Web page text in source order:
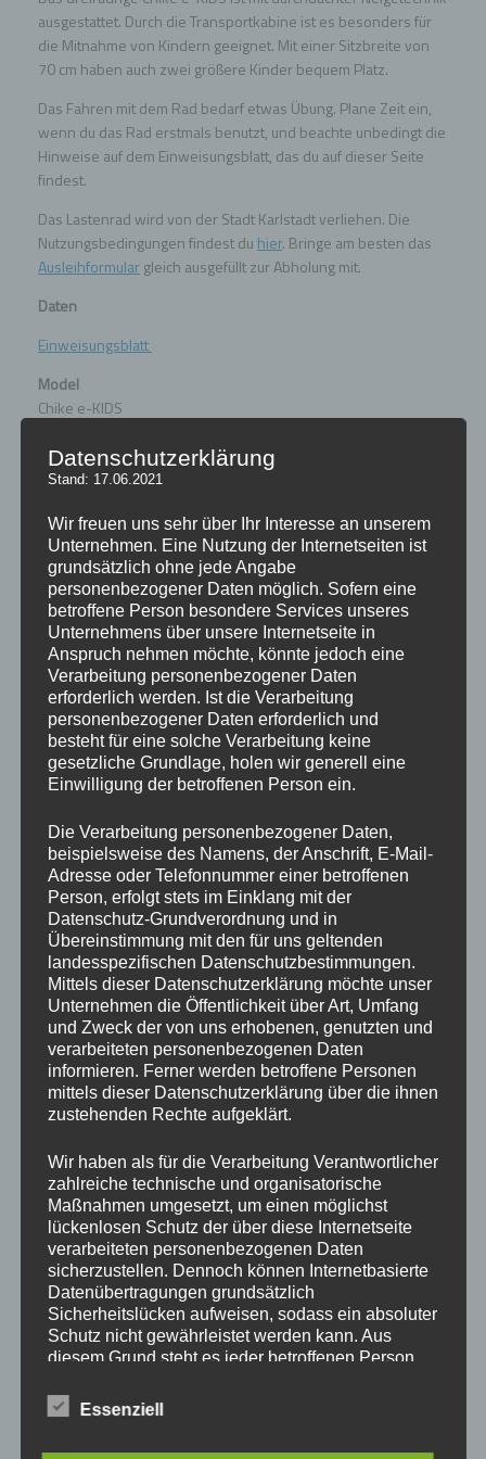
ausgestattet. Durch die Transportkabine ist es besonders für
die Mitnahme von Kindern geeignet. Mit einer Sitzbreite von
70 cm haben auch zwei größere Kinder bequem Platz.
Das Fahren mit dem Rad bedarf etwas Übung. Plane Zeit ein,
wenn du das Rad erstmals benutzt, und beachte unbedingt die
Hinweise auf dem Einweisungsblatt, das du auf dieser Seite
findest.
Das Lastenrad wird von der Stadt Karlstadt verliehen. Die
Nutzungsbedingungen findest du hier. Bringe am besten das
Ausleihformulargleich ausgefüllt zur Abholung mit.
Daten
Einweisungsblatt
Model
Chike e-KIDS
Maße
Länge: 192 cm
2 Transportbehälter: 40x30x27 cm
Gewicht
Ca. 38 kg
Ausstattungsart
Wetterfeste Kabine mit 5-Punkt-Gurten für die sichere
Mitnahme von Kindern. Fahrradkorb hinten. 2 abnehmbare
Zusatz Transportbehälter
Zuladung
Maximale Zuladung: 60 kg
Zulässiges Gesamtgewicht: 200 kg
Reichweite abhängig von Fahrergewicht, Zuladung, Topografie
und gewählter Unterstützungsstufe 20 bis 60 Kilometer.
Buche den Artikel an dieser Station.
Karlstadt Stadt Karlstadt Bürgerinfo
Zum Helfenstein 2, 97753 Karlstadt
Abhol-Hinweise:
			Abholung und Rückgabe nur während der
Öffnungszeiten möglich:
Montag - Dienstag:
08:00 - 11:30 Uhr und
13:30 - 15:00 Uhr
Mittwoch:
8:00 -  12:30 Uhr
Donnerstag:
8:00 - 11:30 Uhr und
8:00 - 11:30 Uhr
Datenschutzerklärung
Stand: 17.06.2021
Wir freuen uns sehr über Ihr Interesse an unserem
Unternehmen. Eine Nutzung der Internetseiten ist
grundsätzlich ohne jede Angabe
personenbezogener Daten möglich. Sofern eine
betroffene Person besondere Services unseres
Unternehmens über unsere Internetseite in
Anspruch nehmen möchte, könnte jedoch eine
Verarbeitung personenbezogener Daten
erforderlich werden. Ist die Verarbeitung
personenbezogener Daten erforderlich und
besteht für eine solche Verarbeitung keine
gesetzliche Grundlage, holen wir generell eine
Einwilligung der betroffenen Person ein.
Die Verarbeitung personenbezogener Daten,
beispielsweise des Namens, der Anschrift, E-Mail-
Adresse oder Telefonnummer einer betroffenen
Person, erfolgt stets im Einklang mit der
Datenschutz-Grundverordnung und in
Übereinstimmung mit den für uns geltenden
landesspezifischen Datenschutzbestimmungen.
Mittels dieser Datenschutzerklärung möchte unser
Unternehmen die Öffentlichkeit über Art, Umfang
und Zweck der von uns erhobenen, genutzten und
verarbeiteten personenbezogenen Daten
informieren. Ferner werden betroffene Personen
mittels dieser Datenschutzerklärung über die ihnen
zustehenden Rechte aufgeklärt.
Wir haben als für die Verarbeitung Verantwortlicher
zahlreiche technische und organisatorische
Maßnahmen umgesetzt, um einen möglichst
lückenlosen Schutz der über diese Internetseite
verarbeiteten personenbezogenen Daten
sicherzustellen. Dennoch können Internetbasierte
Datenübertragungen grundsätzlich
Sicherheitslücken aufweisen, sodass ein absoluter
Schutz nicht gewährleistet werden kann. Aus
diesem Grund steht es jeder betroffenen Person
alternativen Wegen, beispielsweise telefonisch, an
uns zu übermitteln.
Essenziell